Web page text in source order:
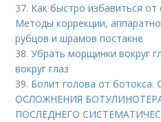
37. Как быстро избавиться
Методы коррекции,
рубцов и шрамов постакне
38.Убрать морщинки вокруг
вокруг глаз
39. Болит голова от
ОСЛОЖНЕНИЯ
ПОСЛЕДНЕГО